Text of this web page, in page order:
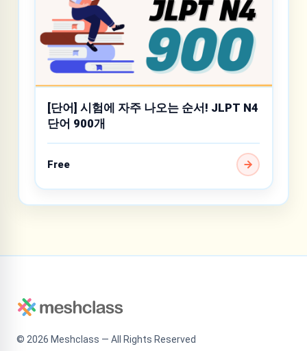
[단어] 시험에 자주 나오는 순서! JLPT N4
단어 900개
Free
© 2026 Meshclass — All Rights Reserved